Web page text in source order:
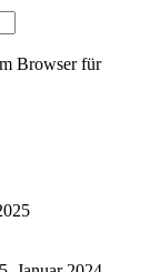
Browser für